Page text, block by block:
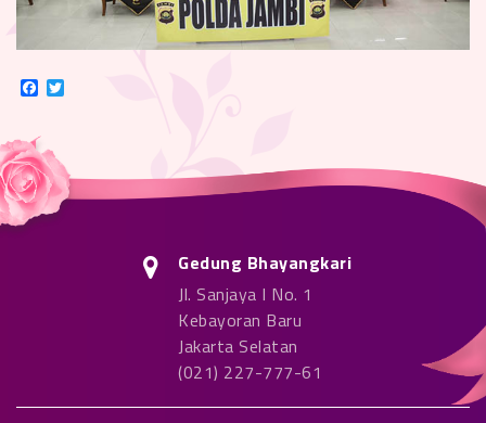
Facebook
Gedung Bhayangkari
Jl. Sanjaya I No. 1
Kebayoran Baru
Jakarta Selatan
(021) 227-777-61